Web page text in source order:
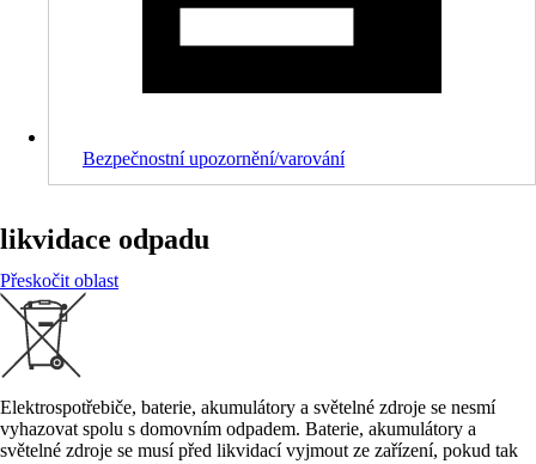
Bezpečnostní upozornění/varování
likvidace odpadu
Přeskočit oblast
Elektrospotřebiče, baterie, akumulátory a světelné zdroje se nesmí
vyhazovat spolu s domovním odpadem. Baterie, akumulátory a
světelné zdroje se musí před likvidací vyjmout ze zařízení, pokud tak